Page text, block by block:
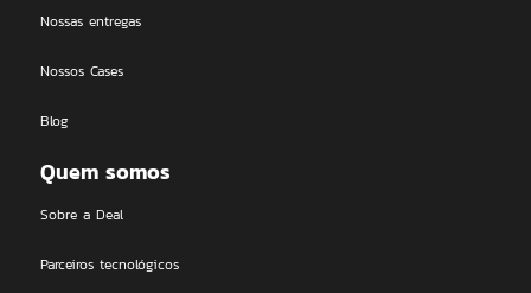
Nossas entregas
Nossos Cases
Blog
Quem somos
Sobre a Deal
Parceiros tecnológicos